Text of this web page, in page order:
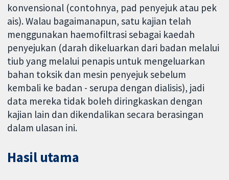
konvensional (contohnya, pad penyejuk atau pek
ais). Walau bagaimanapun, satu kajian telah
menggunakan haemofiltrasi sebagai kaedah
penyejukan (darah dikeluarkan dari badan melalui
tiub yang melalui penapis untuk mengeluarkan
bahan toksik dan mesin penyejuk sebelum
kembali ke badan - serupa dengan dialisis), jadi
data mereka tidak boleh diringkaskan dengan
kajian lain dan dikendalikan secara berasingan
dalam ulasan ini.
Hasil utama